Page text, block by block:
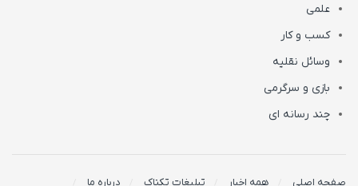
علمی
کسب و کار
وسائل نقلیه
بازی و سرگرمی
چند رسانه ای
صفحه اصلی همه اخبار تبلیغات تکناک درباره ما